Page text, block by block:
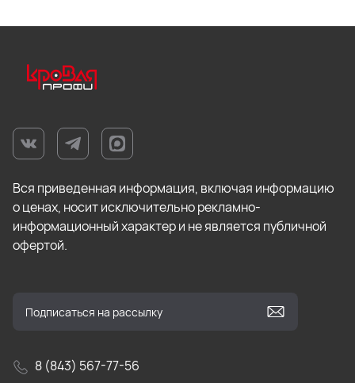
Вся приведенная информация, включая информацию
о ценах, носит исключительно рекламно-
информационный характер и не является публичной
офертой.
8 (843) 567-77-56